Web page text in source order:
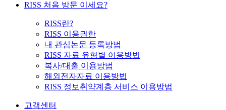
RISS 처음 방문 이세요?
RISS란?
RISS 이용권한
내 관심논문 등록방법
RISS 자료 유형별 이용방법
복사/대출 이용방법
해외전자자료 이용방법
RISS 정보취약계층 서비스 이용방법
고객센터